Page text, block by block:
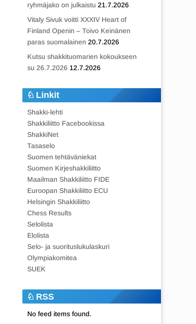
ryhmäjako on julkaistu 21.7.2026
Vitaly Sivuk voitti XXXIV Heart of
Finland Openin – Toivo Keinänen
paras suomalainen 20.7.2026
Kutsu shakkituomarien kokoukseen
su 26.7.2026 12.7.2026
Linkit
Shakki-lehti
Shakkiliitto Facebookissa
ShakkiNet
Tasaselo
Suomen tehtäväniekat
Suomen Kirjeshakkiliitto
Maailman Shakkiliitto FIDE
Euroopan Shakkiliitto ECU
Helsingin Shakkiliitto
Chess Results
Selolista
Elolista
Selo- ja suorituslukulaskuri
Olympiakomitea
SUEK
RSS
No feed items found.